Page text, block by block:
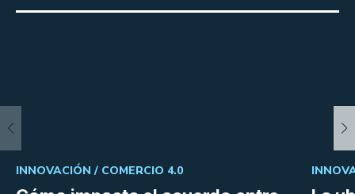
INNOVACIÓN / COMERCIO 4.0